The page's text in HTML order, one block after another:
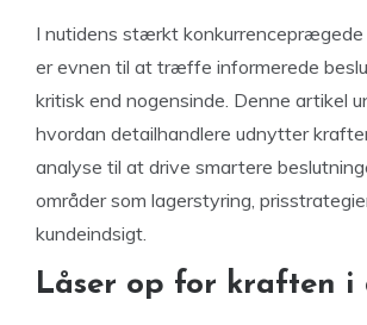
I nutidens stærkt konkurrenceprægede
er evnen til at træffe informerede
kritisk end nogensinde. Denne artikel
hvordan detailhandlere udnytter
analyse til at drive smartere
områder som lagerstyring,
kundeindsigt.
Låser op for kraften i